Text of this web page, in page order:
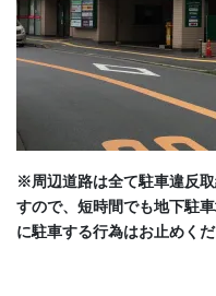
※周辺道路は全て駐車違反
すので、短時間でも地下駐
に駐車する行為はお止めく